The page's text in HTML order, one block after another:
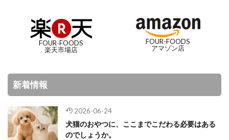
FOUR-FOODS
楽天市場店
FOUR-FOODS
アマゾン店
新着情報
2026-06-24
犬猫のおやつに、ここまでこだわる必要はある
のでしょうか。